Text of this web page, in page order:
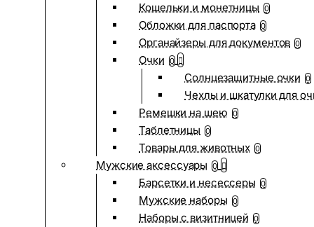
Кошельки и монетницы 0
Обложки для паспорта 0
Органайзеры для документов 0
Очки 0
Солнцезащитные очки 0
Чехлы и шкатулки для
Ремешки на шею 0
Таблетницы 0
Товары для животных 0
Мужские аксессуары 0
Барсетки и несессеры 0
Мужские наборы 0
Наборы с визитницей 0